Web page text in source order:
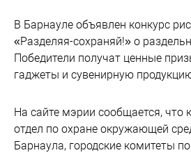
В Барнауле объявлен конкурс
«Разделяя-сохраняй!» о
Победители получат ценные
гаджеты и сувенирную
На сайте мэрии сообщается, что
отдел по охране окружающей
Барнаула, городские комитеты